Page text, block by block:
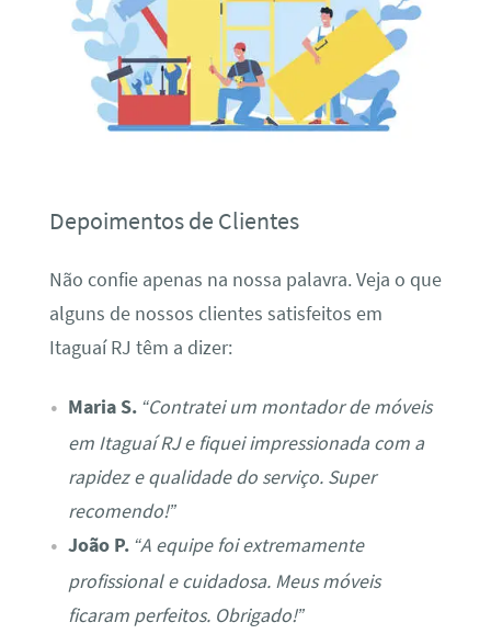
Depoimentos de Clientes
Não confie apenas na nossa palavra. Veja o que
alguns de nossos clientes satisfeitos em
Itaguaí RJ têm a dizer:
Maria S. “Contratei um montador de móveis
em Itaguaí RJ e fiquei impressionada com a
rapidez e qualidade do serviço. Super
recomendo!”
João P. “A equipe foi extremamente
profissional e cuidadosa. Meus móveis
ficaram perfeitos. Obrigado!”